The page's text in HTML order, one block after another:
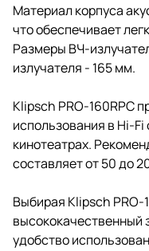
Материал корпуса
что обеспечивает
Размеры ВЧ-
излучателя - 165 мм.
Klipsch PRO-160RPC
использования в Hi-
кинотеатрах.
составляет от 50 до
Выбирая Klipsch PRO-
высококачественный
удобство